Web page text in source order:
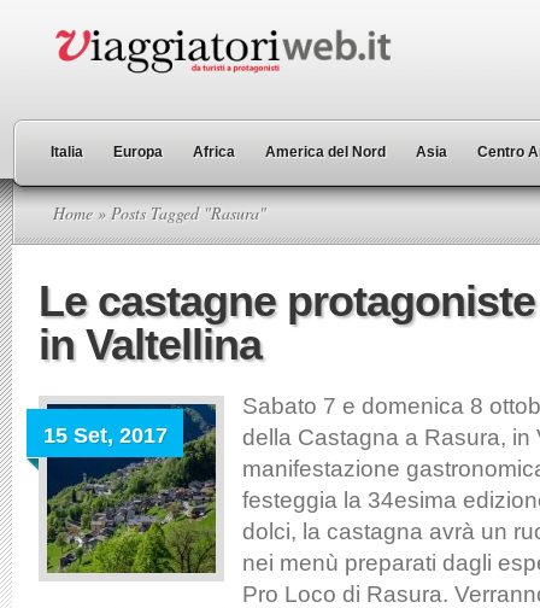
Italia Europa Africa America del Nord Asia Centro
Home » Posts Tagged "Rasura"
Le castagne
in Valtellina
15 Set, 2017
Sabato 7 e domenica 8
della Castagna a Rasura, in
manifestazione
festeggia la 34esima
dolci, la castagna avrà un
nei menù preparati dagli
Pro Loco di Rasura.